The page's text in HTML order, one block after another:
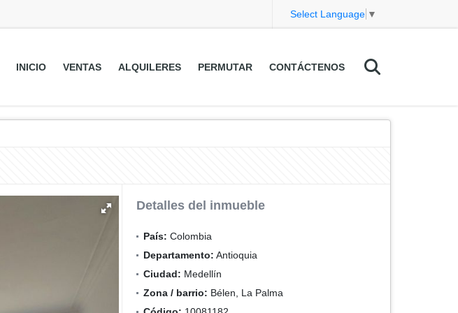
Select Language ▼
INICIO VENTAS ALQUILERES PERMUTAR CONTÁCTENOS
Detalles del inmueble
País: Colombia
Departamento: Antioquia
Ciudad: Medellín
Zona / barrio: Bélen, La Palma